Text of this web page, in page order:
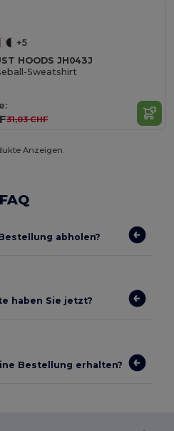
+5
HOODS JH043J
Sweatshirt
31,03 CHF
Anzeigen.
FAQ
abholen?
haben Sie jetzt?
Bestellung erhalten?